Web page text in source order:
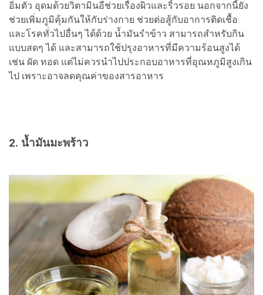
อิ่มตัว อุดมด้วยวิตามินอีช่วยเรื่องผิวและริ้วรอย นอกจากนี้ยัง
ช่วยเพิ่มภูมิคุ้มกันให้กับร่างกาย ช่วยต่อสู้กับอาการติดเชื้อ
และโรคทั่วไปอื่นๆ ได้ด้วย น้ำมันรำข้าว สามารถสำหรับกิน
แบบสดๆ ได้ และสามารถใช้ปรุงอาหารที่มีความร้อนสูงได้
เช่น ผัด ทอด แต่ไม่ควรนำไปประกอบอาหารที่อุณหภูมิสูงเกิน
ไป เพราะอาจลดคุณค่าของสารอาหาร
2. น้ำมันมะพร้าว